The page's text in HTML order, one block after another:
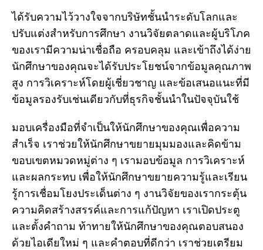
ได้รับความไว้วางใจจากบริษัทชั้นนำระดับโลกและ
ปรับแต่งสำหรับการศึกษา งานวิจัยตลาดและผู้บริโภค
ของเรามีความน่าเชื่อถือ ครอบคลุม และเข้าถึงได้ง่าย
นักศึกษาของคุณจะได้รับประโยชน์จากข้อมูลคุณภาพ
สูง การวิเคราะห์โดยผู้เชี่ยวชาญ และข้อเสนอแนะที่มี
ข้อมูลรองรับเช่นเดียวกับที่ธุรกิจชั้นนำในปัจจุบันใช้
มอบเครื่องมือที่จำเป็นให้นักศึกษาของคุณเพื่อความ
สำเร็จ เราช่วยให้นักศึกษาขยายมุมมองและคิดข้าม
ขอบเขตหมวดหมู่ต่าง ๆ เรามอบข้อมูล การวิเคราะห์
และผลกระทบ เพื่อให้นักศึกษาขยายความรู้และเรียน
รู้การเชื่อมโยงประเด็นต่าง ๆ งานวิจัยของเรากระตุ้น
ความคิดสร้างสรรค์และการแก้ปัญหา เราเปิดประตู
และตั้งคำถาม ท้าทายให้นักศึกษาของคุณตอบสนอง
ด้วยไอเดียใหม่ ๆ และคำตอบที่ดีกว่า เราช่วยเตรียม